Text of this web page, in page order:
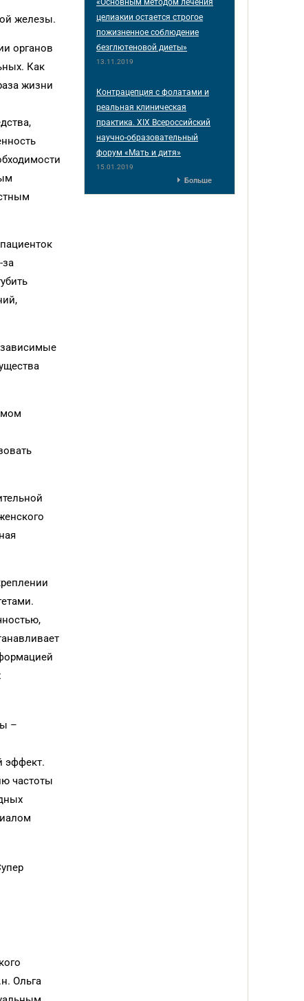
железы.
органов
Как
жизни
–
эффект.
частоты
Ольга
целиакии остается строгое
пожизненное соблюдение
безглютеновой диеты»
13.11.2019
Контрацепция с фолатами и
реальная клиническая
практика. XIX Всероссийский
научно-образовательный
форум «Мать и дитя»
15.01.2019
Больше